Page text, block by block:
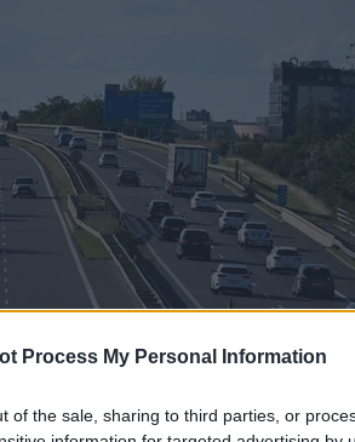
Process My Personal Information
of the sale, sharing to third parties, or
brakuje do docelowej sieci